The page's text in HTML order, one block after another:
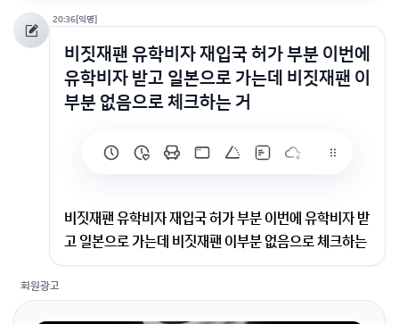
20:36[익명]
비짓재팬 유학비자 재입국 허가 부분 이번에
유학비자 받고 일본으로 가는데 비짓재팬 이
부분 없음으로 체크하는 거
비짓재팬 유학비자 재입국 허가 부분 이번에 유학비자 받
고 일본으로 가는데 비짓재팬 이부분 없음으로 체크하는
거
회원광고